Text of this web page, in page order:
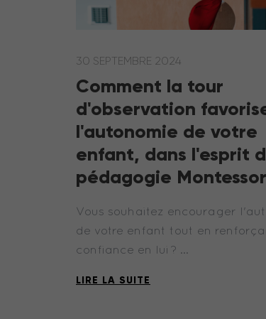
30 SEPTEMBRE 2024
Comment la tour
d'observation
l'autonomie de votre
enfant, dans l'esprit
pédagogie
Vous souhaitez encourager
de votre enfant tout en
confiance en lui ? …
LIRE LA SUITE